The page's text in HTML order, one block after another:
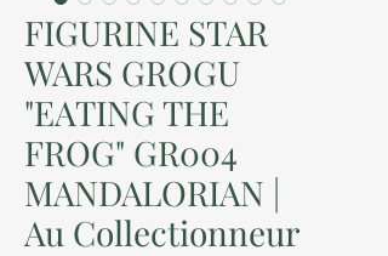
FIGURINE STAR
WARS GROGU
"EATING THE
FROG" GR004
MANDALORIAN |
Au Collectionneur